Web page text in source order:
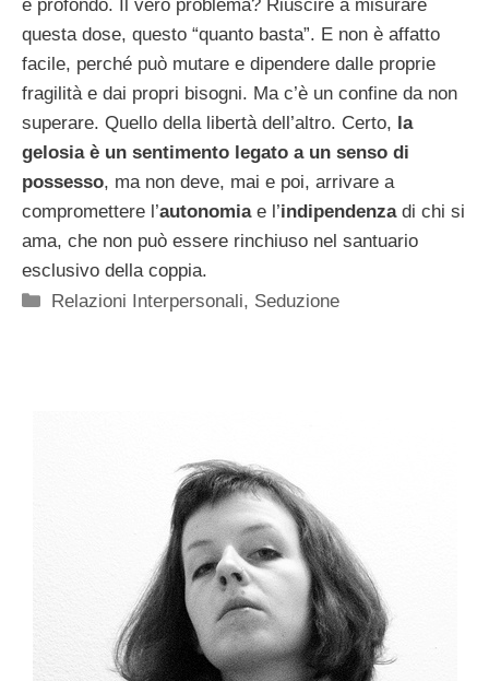
e profondo. Il vero problema? Riuscire a misurare
questa dose, questo “quanto basta”. E non è affatto
facile, perché può mutare e dipendere dalle proprie
fragilità e dai propri bisogni. Ma c’è un confine da non
superare. Quello della libertà dell’altro. Certo, la
gelosia è un sentimento legato a un senso di
possesso, ma non deve, mai e poi, arrivare a
compromettere l’autonomiae l’indipendenza di chi si
ama, che non può essere rinchiuso nel santuario
esclusivo della coppia.
Categorie
Relazioni Interpersonali, Seduzione